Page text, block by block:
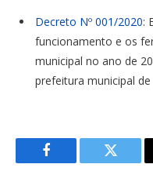
Decreto Nº 001/2020:
funcionamento e os
municipal no ano de
prefeitura municipal
Facebook Twitter